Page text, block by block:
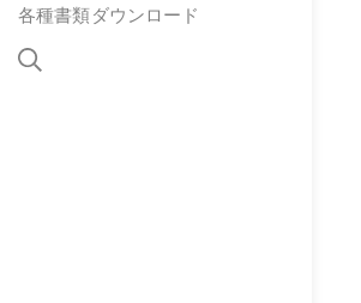
各種書類ダウンロード